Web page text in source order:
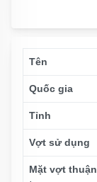
Tên
Quốc gia
Tỉnh
Vợt sử dụng
Mặt vợt thuận